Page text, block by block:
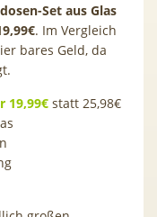
Set aus Glas
. Im Vergleich
bares Geld, da
19,99€ statt 25,98€